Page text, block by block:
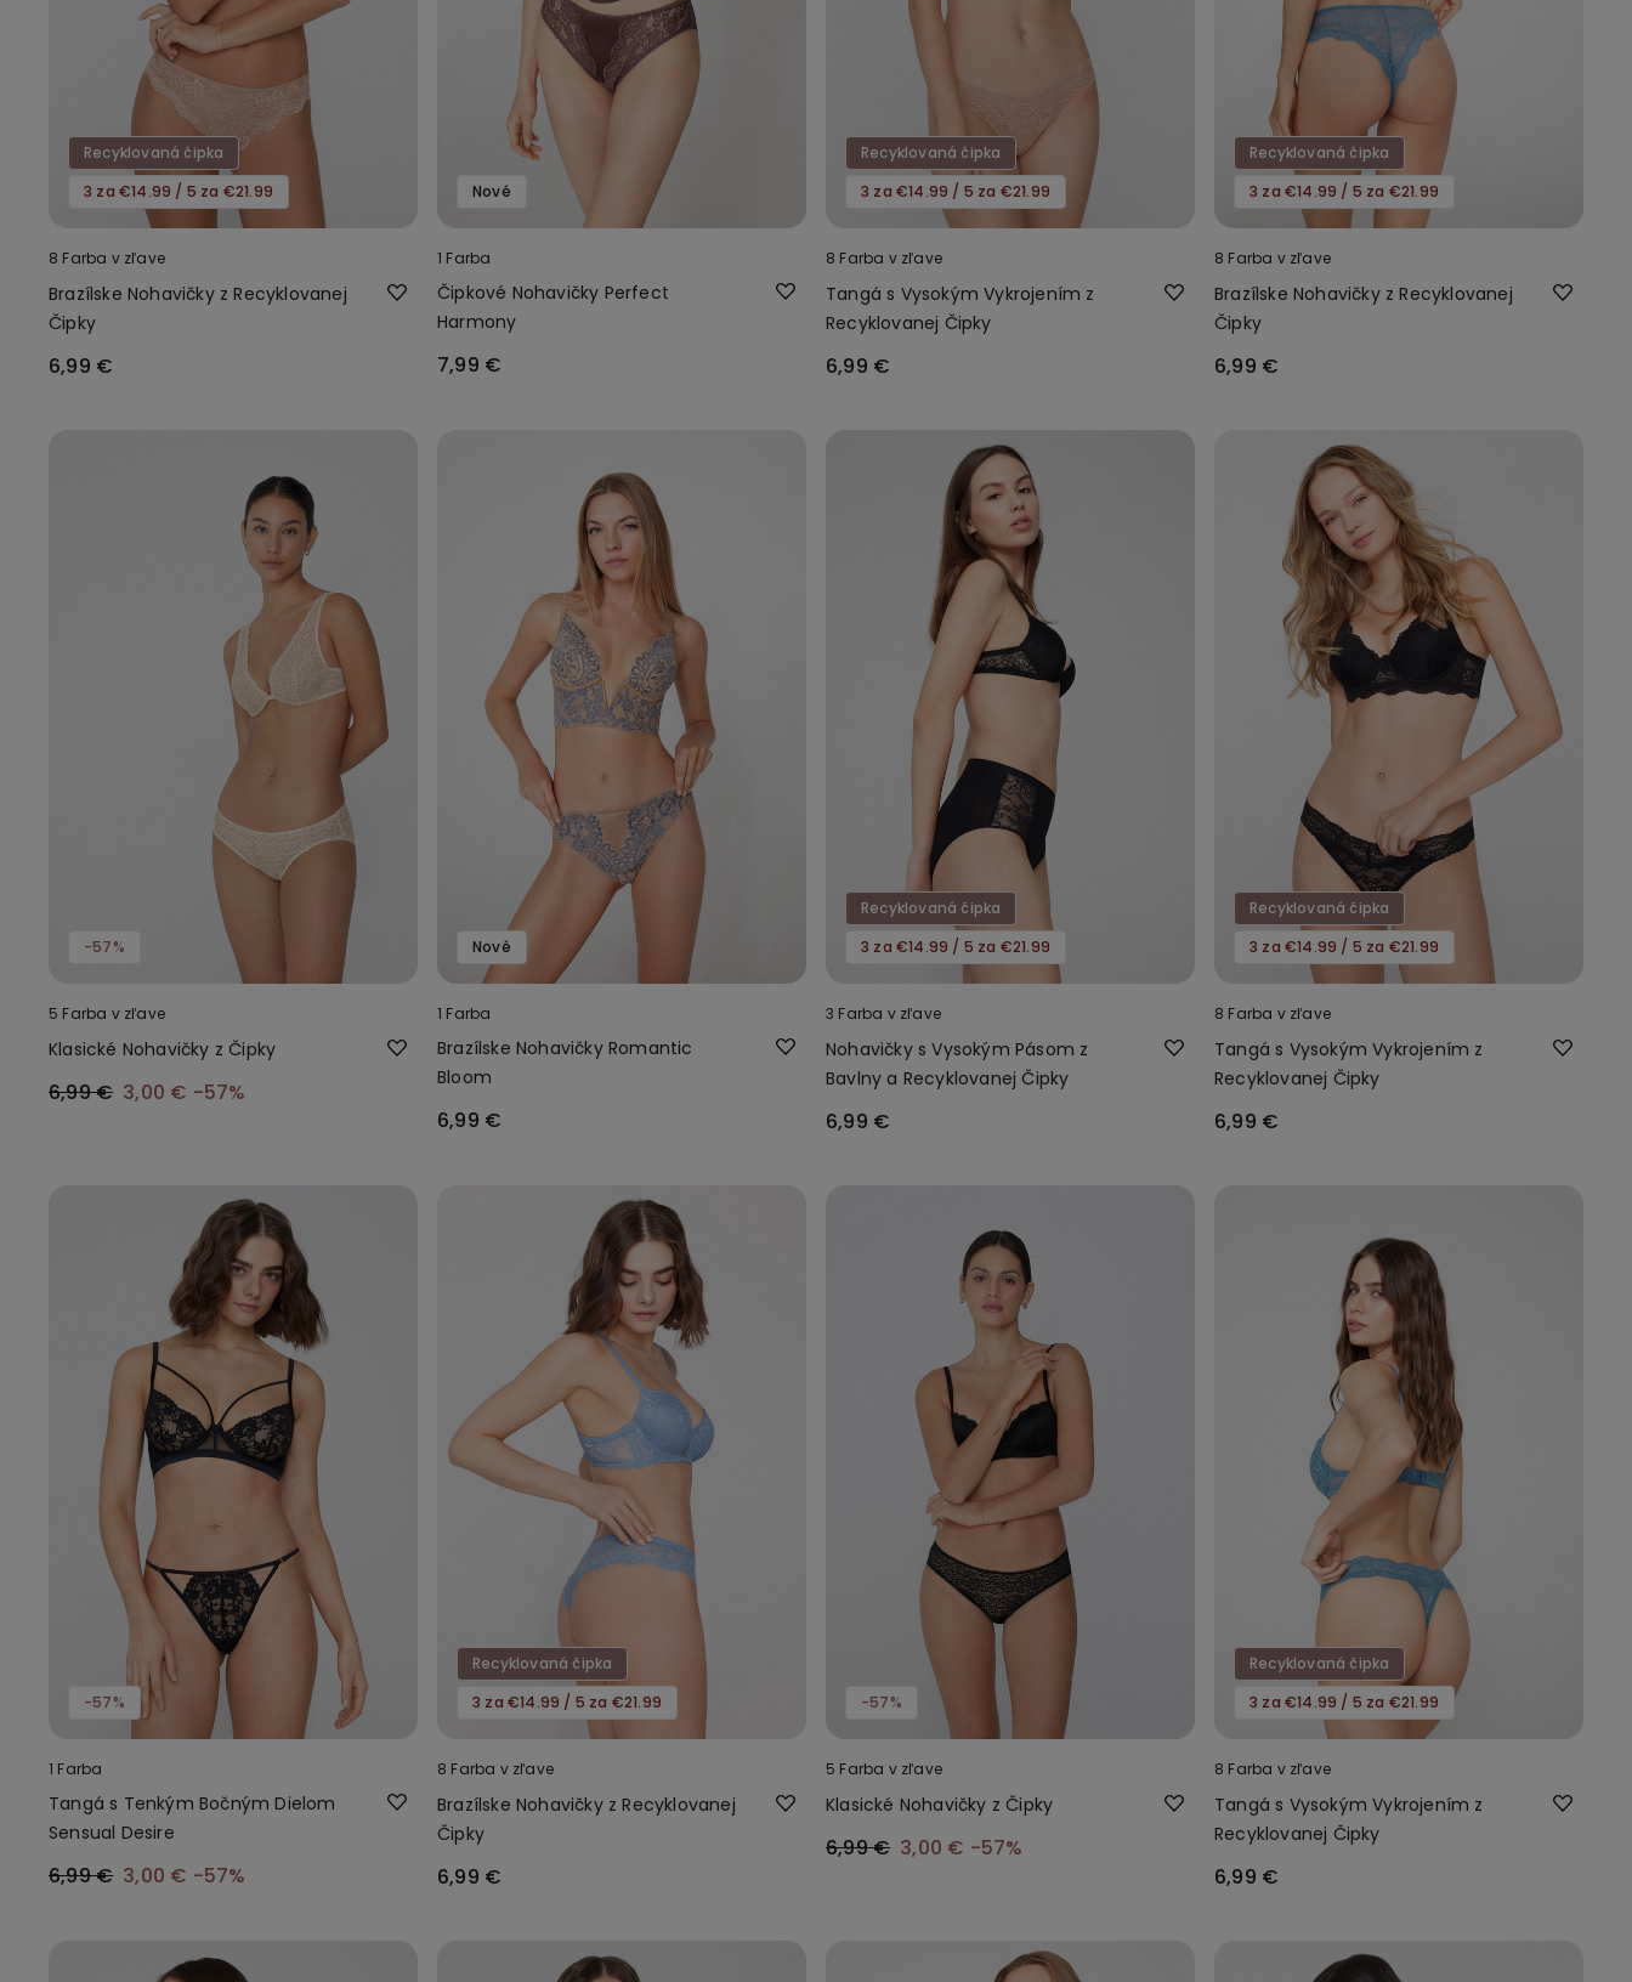
Recyklovaná čipka
3 za €14.99 / 5 za €21.99
8 Farba v zľave
Brazílske Nohavičky z Recyklovanej
Čipky
6,99 €
Nové
1 Farba
Čipkové Nohavičky Perfect
Harmony
7,99 €
Recyklovaná čipka
3 za €14.99 / 5 za €21.99
8 Farba v zľave
Tangá s Vysokým Vykrojením z
Recyklovanej Čipky
6,99 €
Recyklovaná čipka
3 za €14.99 / 5 za €21.99
8 Farba v zľave
Brazílske Nohavičky z Recyklovanej
Čipky
6,99 €
-57%
5 Farba v zľave
Klasické Nohavičky z Čipky
6,99 € 3,00 € -57%
Nové
1 Farba
Brazílske Nohavičky Romantic
Bloom
6,99 €
Recyklovaná čipka
3 za €14.99 / 5 za €21.99
3 Farba v zľave
Nohavičky s Vysokým Pásom z
Bavlny a Recyklovanej Čipky
6,99 €
Recyklovaná čipka
3 za €14.99 / 5 za €21.99
8 Farba v zľave
Tangá s Vysokým Vykrojením z
Recyklovanej Čipky
6,99 €
-57%
1 Farba
Tangá s Tenkým Bočným Dielom
Sensual Desire
6,99 € 3,00 € -57%
Recyklovaná čipka
3 za €14.99 / 5 za €21.99
8 Farba v zľave
Brazílske Nohavičky z Recyklovanej
Čipky
6,99 €
-57%
5 Farba v zľave
Klasické Nohavičky z Čipky
6,99 € 3,00 € -57%
Recyklovaná čipka
3 za €14.99 / 5 za €21.99
8 Farba v zľave
Tangá s Vysokým Vykrojením z
Recyklovanej Čipky
6,99 €